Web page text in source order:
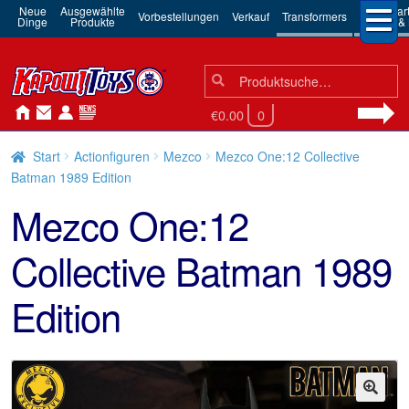
Neue
Dinge
Ausgewählte
Produkte Vorbestellungen Verkauf Transformers 3rd
Robots
Suchen
nach:
Suche
€0.00 0
Start Actionfiguren Mezco
Mezco One:12 Collective
Batman 1989 Edition
Mezco One:12
Collective Batman 1989
Edition